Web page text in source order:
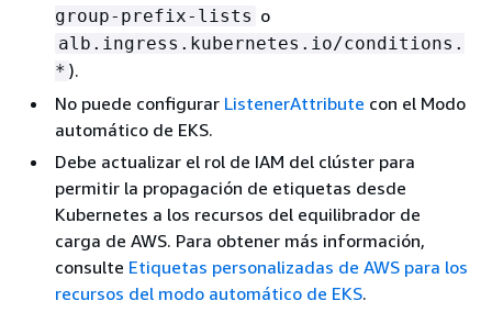
group-prefix-lists o
alb.ingress.kubernetes.io/conditions.
* ).
No puede configurar ListenerAttribute con el Modo
automático de EKS.
Debe actualizar el rol de IAM del clúster para
permitir la propagación de etiquetas desde
Kubernetes a los recursos del equilibrador de
carga de AWS. Para obtener más información,
consulte Etiquetas personalizadas de AWS para los
recursos del modo automático de EKS.